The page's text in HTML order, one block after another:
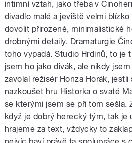
intimní vztah, jako třeba v
divadlo malé a jeviště velmi
dovolit přirozené, minimalistické
drobnými detaily. Dramaturgie
toho vypadá. Studio Hrdinů, to je
jsem ho jako divák, ale nikdy
zavolal režisér Honza Horák,
nazkoušet hru Historka o svaté
se kterými jsem se při tom sešla.
když je dobrý herecký tým, tak je
hrajeme za text, vždycky to